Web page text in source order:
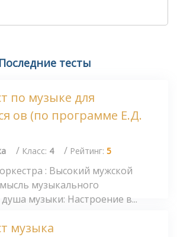
Последние тесты
по музыке для
ов (по программе Е.Д.
/ Класс: 4 / Рейтинг: 5
: Высокий мужской
музыкального
музыки: Настроение в...
музыка